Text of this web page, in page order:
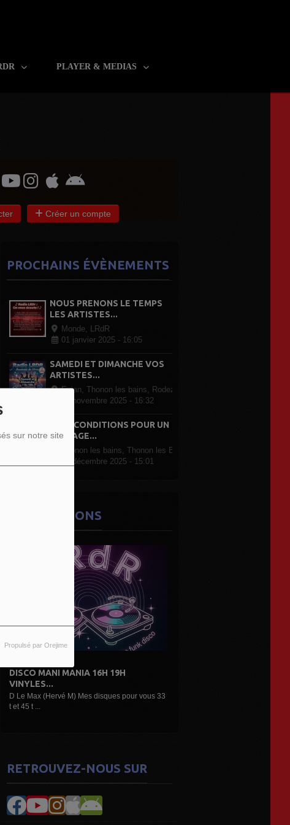
sur notre site
Propulsé par Orejime
PLAYER & MEDIAS
Créer un compte
PROCHAINS ÉVÈNEMENTS
NOUS PRENONS LE TEMPS
LES ARTISTES...
Monde, LRdR
01 janvier 2025 - 16:05
SAMEDI ET DIMANCHE VOS
ARTISTES...
Evian, Thonon les bains, Rodez Paris, partout en France
07 novembre 2025 - 16:32
LRDR CONDITIONS POUR UN
PASSAGE...
Thonon les bains, Thonon les Bains
07 décembre 2025 - 15:01
LES ÉMISSIONS
16H 19H
disques pour vous 33
DE L'AIR...LES DÉCOUVERTES
Une belle émission musicale des découvertes,
RETROUVEZ-NOUS SUR